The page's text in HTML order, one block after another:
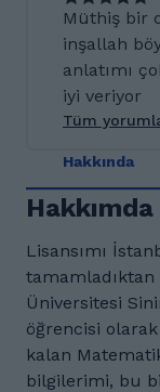
Müthiş bir
inşallah
anlatımı
iyi veriyor
Tüm
Hakkında
Hakkımda
Lisansımı
tamamladıktan
Üniversitesi
öğrencisi
kalan
bilgilerimi, bu